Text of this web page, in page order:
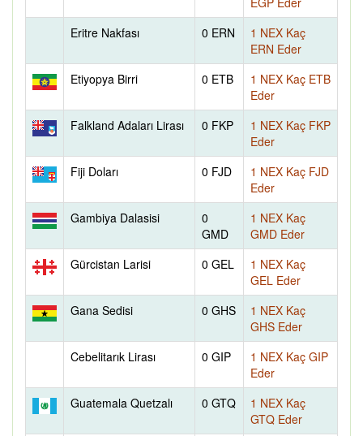
Eritre Nakfası
0 ERN
1 NEX Kaç
ERN Eder
Etiyopya Birri
0 ETB
1 NEX Kaç ETB
Eder
Falkland Adaları Lirası
0 FKP
1 NEX Kaç FKP
Eder
Fiji Doları
0 FJD
1 NEX Kaç FJD
Eder
Gambiya Dalasisi
0
GMD
1 NEX Kaç
GMD Eder
Gürcistan Larisi
0 GEL
1 NEX Kaç
GEL Eder
Gana Sedisi
0 GHS
1 NEX Kaç
GHS Eder
Cebelitarık Lirası
0 GIP
1 NEX Kaç GIP
Eder
Guatemala Quetzalı
0 GTQ
1 NEX Kaç
GTQ Eder